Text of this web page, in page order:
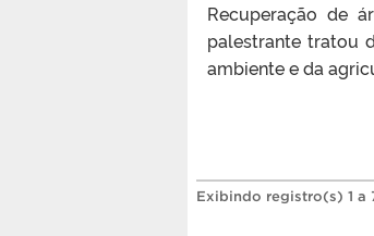
Recuperação de
palestrante tratou
ambiente e da
Exibindo registro(s) 1 a